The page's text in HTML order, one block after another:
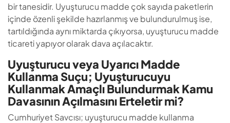
bir tanesidir. Uyuşturucu madde çok sayıda paketlerin
içinde özenli şekilde hazırlanmış ve bulundurulmuş ise,
tartıldığında aynı miktarda çıkıyorsa, uyuşturucu madde
ticareti yapıyor olarak dava açılacaktır.
Uyuşturucu veya Uyarıcı Madde
Kullanma Suçu; Uyuşturucuyu
Kullanmak Amaçlı Bulundurmak Kamu
Davasının Açılmasını Erteletir mi?
Cumhuriyet Savcısı; uyuşturucu madde kullanma